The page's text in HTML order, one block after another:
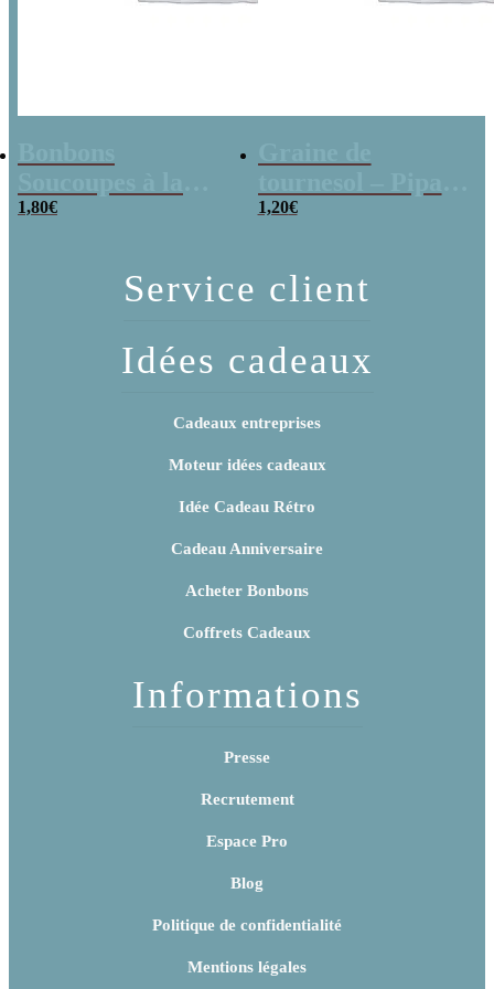
poudre (x20)
1,80€
x 3
1,20€
Service client
Idées cadeaux
Cadeaux entreprises
Moteur idées cadeaux
Idée Cadeau Rétro
Cadeau Anniversaire
Acheter Bonbons
Coffrets Cadeaux
Informations
Presse
Recrutement
Espace Pro
Blog
Politique de confidentialité
Mentions légales